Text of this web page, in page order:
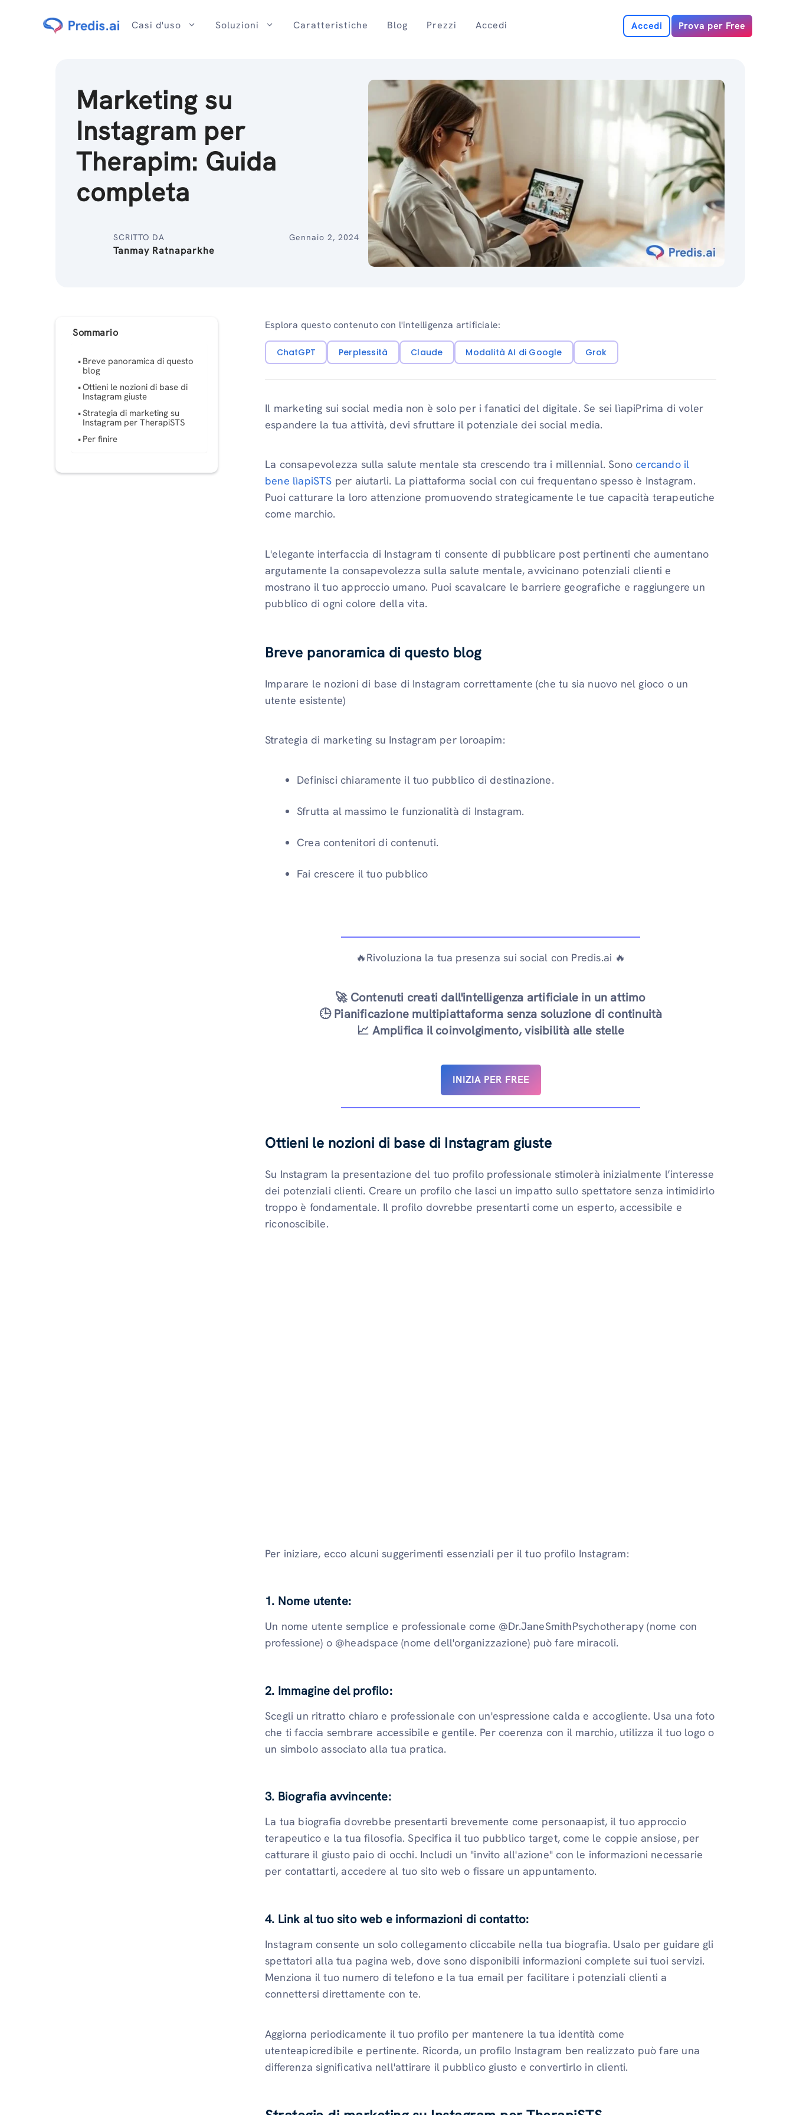
Casi d'uso Soluzioni Caratteristiche Blog Prezzi Accedi Accedi Prova per Free
Marketing su
Instagram per
Therapim: Guida
completa
SCRITTO DA
Tanmay Ratnaparkhe
Gennaio 2, 2024
Sommario
Breve panoramica di questo
blog
Ottieni le nozioni di base di
Instagram giuste
Strategia di marketing su
Instagram per TherapiSTS
Per finire
Esplora questo contenuto con l'intelligenza artificiale:
ChatGPT Perplessità Claude Modalità AI di Google Grok
Il marketing sui social media non è solo per i fanatici del digitale. Se sei lìapiPrima di voler
espandere la tua attività, devi sfruttare il potenziale dei social media.
La consapevolezza sulla salute mentale sta crescendo tra i millennial. Sono cercando il
bene lìapiSTS per aiutarli. La piattaforma social con cui frequentano spesso è Instagram.
Puoi catturare la loro attenzione promuovendo strategicamente le tue capacità terapeutiche
come marchio.
L'elegante interfaccia di Instagram ti consente di pubblicare post pertinenti che aumentano
argutamente la consapevolezza sulla salute mentale, avvicinano potenziali clienti e
mostrano il tuo approccio umano. Puoi scavalcare le barriere geografiche e raggiungere un
pubblico di ogni colore della vita.
Breve panoramica di questo blog
Imparare le nozioni di base di Instagram correttamente (che tu sia nuovo nel gioco o un
utente esistente)
Strategia di marketing su Instagram per loroapim:
Definisci chiaramente il tuo pubblico di destinazione.
Sfrutta al massimo le funzionalità di Instagram.
Crea contenitori di contenuti.
Fai crescere il tuo pubblico
🔥Rivoluziona la tua presenza sui social con Predis.ai 🔥
🚀 Contenuti creati dall'intelligenza artificiale in un attimo
🕒 Pianificazione multipiattaforma senza soluzione di continuità
📈 Amplifica il coinvolgimento, visibilità alle stelle
INIZIA PER FREE
Ottieni le nozioni di base di Instagram giuste
Su Instagram la presentazione del tuo profilo professionale stimolerà inizialmente l’interesse
dei potenziali clienti. Creare un profilo che lasci un impatto sullo spettatore senza intimidirlo
troppo è fondamentale. Il profilo dovrebbe presentarti come un esperto, accessibile e
riconoscibile.
Per iniziare, ecco alcuni suggerimenti essenziali per il tuo profilo Instagram:
1. Nome utente:
Un nome utente semplice e professionale come @Dr.JaneSmithPsychotherapy (nome con
professione) o @headspace (nome dell'organizzazione) può fare miracoli.
2. Immagine del profilo:
Scegli un ritratto chiaro e professionale con un'espressione calda e accogliente. Usa una foto
che ti faccia sembrare accessibile e gentile. Per coerenza con il marchio, utilizza il tuo logo o
un simbolo associato alla tua pratica.
3. Biografia avvincente:
La tua biografia dovrebbe presentarti brevemente come personaapist, il tuo approccio
terapeutico e la tua filosofia. Specifica il tuo pubblico target, come le coppie ansiose, per
catturare il giusto paio di occhi. Includi un "invito all'azione" con le informazioni necessarie
per contattarti, accedere al tuo sito web o fissare un appuntamento.
4. Link al tuo sito web e informazioni di contatto:
Instagram consente un solo collegamento cliccabile nella tua biografia. Usalo per guidare gli
spettatori alla tua pagina web, dove sono disponibili informazioni complete sui tuoi servizi.
Menziona il tuo numero di telefono e la tua email per facilitare i potenziali clienti a
connettersi direttamente con te.
Aggiorna periodicamente il tuo profilo per mantenere la tua identità come
utenteapicredibile e pertinente. Ricorda, un profilo Instagram ben realizzato può fare una
differenza significativa nell'attirare il pubblico giusto e convertirlo in clienti.